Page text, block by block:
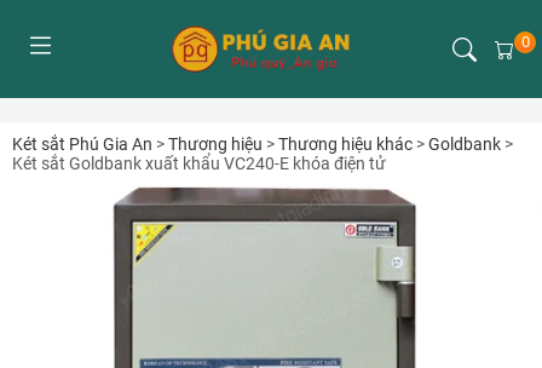
0
Két sắt Phú Gia An >Thương hiệu >Thương hiệu khác >Goldbank >
Két sắt Goldbank xuất khẩu VC240-E khóa điện tử